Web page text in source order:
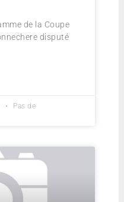
de la Coupe
disputé
Pas de